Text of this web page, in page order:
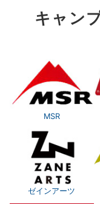
キャン
MSR
ゼインアーツ